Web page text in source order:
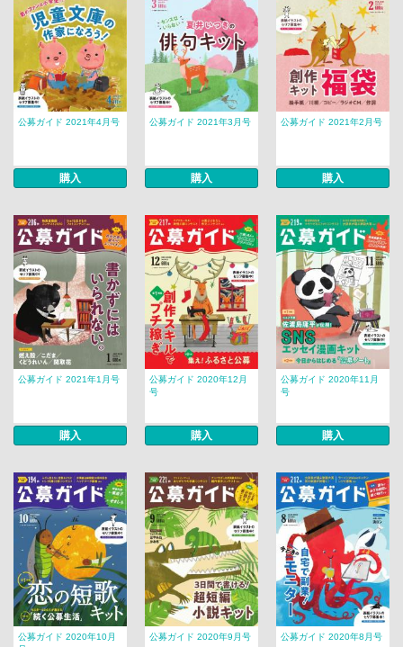
公募ガイド 2021年4月号
購入
公募ガイド 2021年3月号
購入
公募ガイド 2021年2月号
購入
公募ガイド 2021年1月号
購入
公募ガイド 2020年12月
号
購入
公募ガイド 2020年11月
号
購入
公募ガイド 2020年10月
公募ガイド 2020年9月号 公募ガイド 2020年8月号